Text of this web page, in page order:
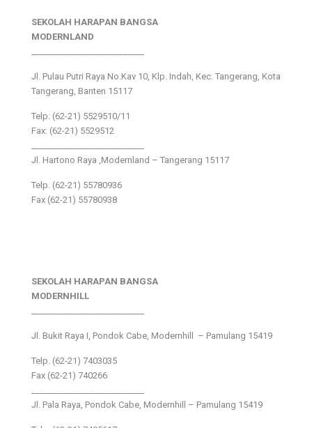
SEKOLAH HARAPAN BANGSA
MODERNLAND
Jl. Pulau Putri Raya No.Kav 10, Klp. Indah, Kec. Tangerang, Kota
Tangerang, Banten 15117
Telp: (62-21) 5529510/11
Fax: (62-21) 5529512
Jl. Hartono Raya ,Modernland – Tangerang 15117
Telp. (62-21) 55780936
Fax (62-21) 55780938
SEKOLAH HARAPAN BANGSA
MODERNHILL
Jl. Bukit Raya I, Pondok Cabe, Modernhill – Pamulang 15419
Telp. (62-21) 7403035
Fax (62-21) 740266
Jl. Pala Raya, Pondok Cabe, Modernhill – Pamulang 15419